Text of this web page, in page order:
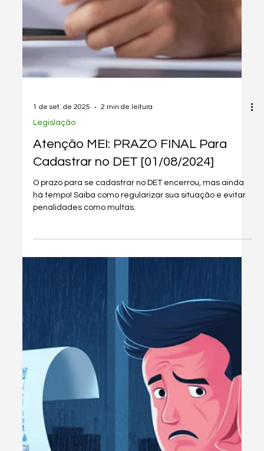
1 de set. de 2025 2 min de leitura
Legislação
Atenção MEI: PRAZO FINAL Para
Cadastrar no DET [01/08/2024]